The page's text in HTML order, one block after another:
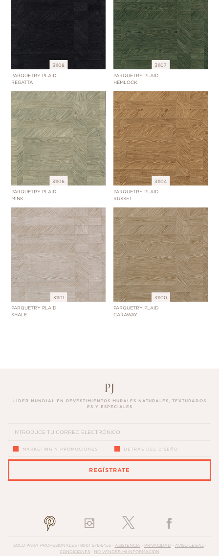
31108
PARQUETRY PLAID
REGATTA
31107
PARQUETRY PLAID
HEMLOCK
31106
PARQUETRY PLAID
MINK
31104
PARQUETRY PLAID
RUSSET
31101
PARQUETRY PLAID
SHALE
31100
PARQUETRY PLAID
CARAWAY
LÍDER MUNDIAL EN REVESTIMIENTOS MURALES NATURALES, TEXTURADOS
ES Y ESPECIALES
MARKETING Y PROMOCIONES DETRÁS DEL DISEÑO
REGÍSTRATE
SOLO PARA PROFESIONALES (800) 576-5455· ASISTENCIA PRIVACIDAD AVISO LEGAL
CONDICIONES
NO VENDER MI INFORMACIÓN